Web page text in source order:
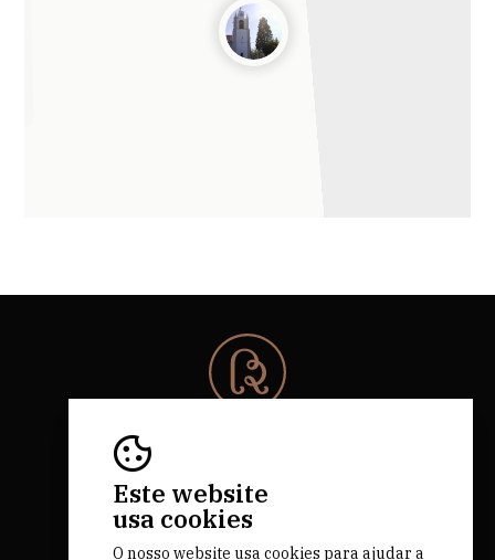
Este website
usa cookies
O nosso website usa cookies para ajudar a
RNAAT 684/2019.
by M&ADigital